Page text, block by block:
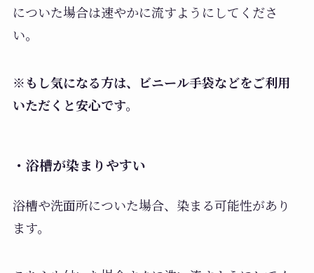
についた場合は速やかに流すようにしてくださ
い。
※もし気になる方は、ビニール手袋などをご利用
いただくと安心です。
・浴槽が染まりやすい
浴槽や洗面所についた場合、染まる可能性があり
ます。